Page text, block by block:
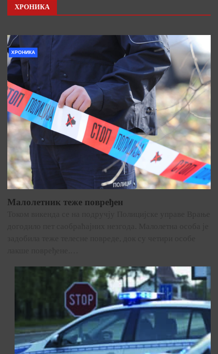
ХРОНИКА
ХРОНИКА
Малолетник теже повређен